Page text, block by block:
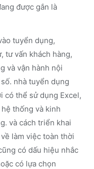
được gắn là
tuyển dụng,
tư vấn khách hàng,
và vận hành nội
nhà tuyển dụng
có thể sử dụng Excel,
thống và kinh
và cách triển khai
làm việc toàn thời
có dấu hiệu nhắc
có lựa chọn